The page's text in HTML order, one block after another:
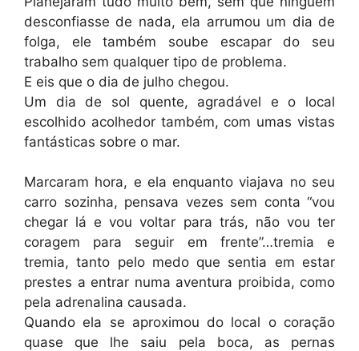
desconfiasse de nada, ela arrumou um dia de
folga, ele também soube escapar do seu
trabalho sem qualquer tipo de problema.
E eis que o dia de julho chegou.
Um dia de sol quente, agradável e o local
escolhido acolhedor também, com umas vistas
fantásticas sobre o mar.
Marcaram hora, e ela enquanto viajava no seu
carro sozinha, pensava vezes sem conta “vou
chegar lá e vou voltar para trás, não vou ter
coragem para seguir em frente”…tremia e
tremia, tanto pelo medo que sentia em estar
prestes a entrar numa aventura proibida, como
pela adrenalina causada.
Quando ela se aproximou do local o coração
quase que lhe saiu pela boca, as pernas